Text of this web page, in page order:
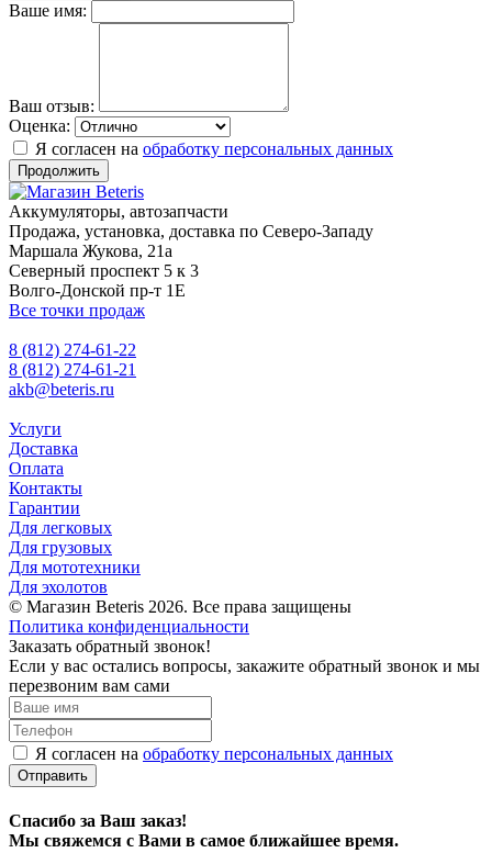
Ваше имя:
Ваш отзыв:
Оценка:
Я согласен на обработку персональных данных
Продолжить
Аккумуляторы, автозапчасти
Продажа, установка, доставка по Северо-Западу
Маршала Жукова, 21а
Северный проспект 5 к 3
Волго-Донской пр-т 1Е
Все точки продаж
8 (812) 274-61-22
8 (812) 274-61-21
akb@beteris.ru
Услуги
Доставка
Оплата
Контакты
Гарантии
Для легковых
Для грузовых
Для мототехники
Для эхолотов
© Магазин Beteris 2026. Все права защищены
Политика конфиденциальности
Заказать обратный звонок!
Если у вас остались вопросы, закажите обратный звонок и мы
перезвоним вам сами
Я согласен на обработку персональных данных
Отправить
Спасибо за Ваш заказ!
Мы свяжемся с Вами в самое ближайшее время.